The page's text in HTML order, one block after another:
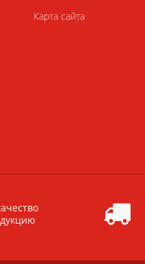
Карта сайта